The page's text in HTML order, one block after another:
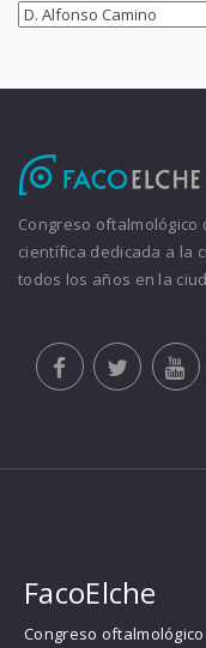
Congreso oftalmológico
científica dedicada a la
todos los años en la
FacoElche
Congreso